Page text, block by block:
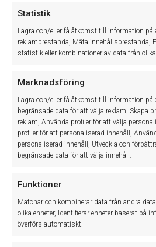
Statistik
Lagra och/eller få åtkomst till information på
reklamprestanda, Mäta innehållsprestanda,
statistik eller kombinationer av data från olika
Marknadsföring
Lagra och/eller få åtkomst till information på
begränsade data för att välja reklam, Skapa
reklam, Använda profiler för att välja
profiler för att personaliserad innehåll,
personaliserad innehåll, Utveckla och
begränsade data för att välja innehåll.
Funktioner
Matchar och kombinerar data från andra
olika enheter, Identifierar enheter baserat på
överförs automatiskt.
Cookie Policy (EU)
Sekretessinformation
Senaste nytt
20
JUL
vilket kan medföra att det inte